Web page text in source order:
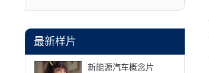
最新样片
新能源汽车概念片